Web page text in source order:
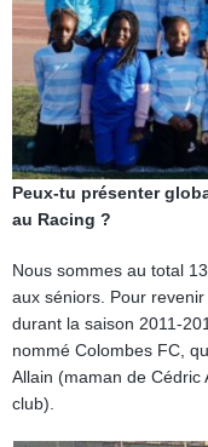
Peux-tu présenter
au Racing ?
Nous sommes au total
aux séniors. Pour
durant la saison 2011-
nommé Colombes FC,
Allain (maman de Cédric
club).